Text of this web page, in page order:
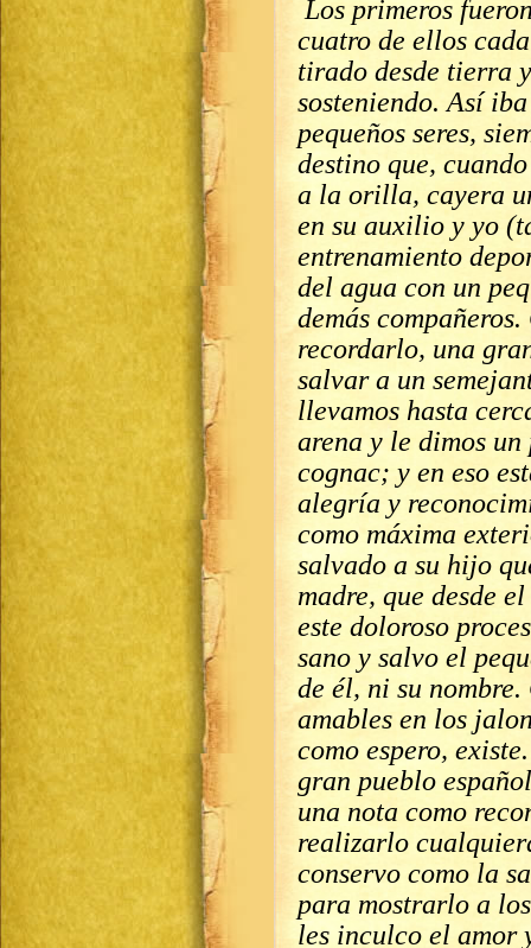
Los primeros
cuatro de ellos
tirado desde tierra
sosteniendo. Así
pequeños seres,
destino que,
a la orilla, cayera
en su auxilio y yo
entrenamiento
del agua con un
demás
recordarlo, una
salvar a un
llevamos hasta
arena y le dimos un
cognac; y en eso
alegría y
como máxima
salvado a su hijo
madre, que desde
este doloroso
sano y salvo el
de él, ni su
amables en los
como espero,
gran pueblo
una nota como
realizarlo
conservo como la
para mostrarlo a
les inculco el amor